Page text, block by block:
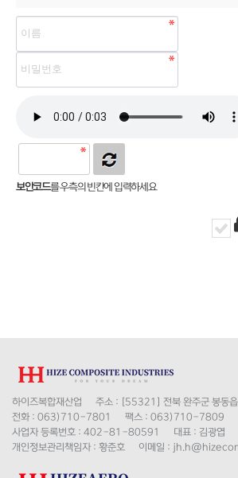
보안코드를 우측의 빈칸에 입력하세요
하이즈복합재산업 주소 : [55321] 전북 완주군 봉동
전화 : 063)710-7801 팩스 : 063)710-7809
사업자 등록번호 : 402-81-80591 대표 : 김광엽
개인정보관리책임자 : 황준호 이메일 :